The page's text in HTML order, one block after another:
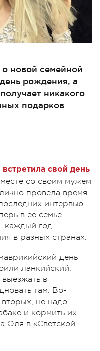
новой семейной
рождения, а
никакого
подарков
свой день
со своим мужем
провела время
интервью
в ее семье
каждый год
в разных странах.
день
ланкийский.
в
там. Во-
не надо
и кормить их
Оля в «Светской